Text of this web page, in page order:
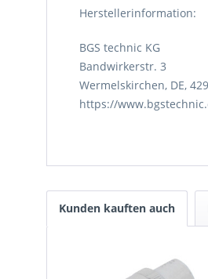
Herstellerinformation:
BGS technic KG
Bandwirkerstr. 3
Wermelskirchen, DE,
https://
Kunden kauften auch